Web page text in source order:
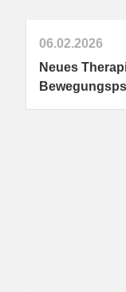
06.02.2026
Neues